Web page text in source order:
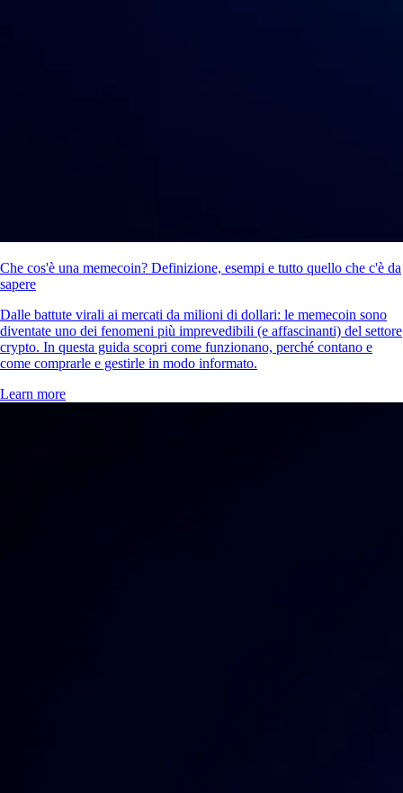
Che cos'è una memecoin? Definizione, esempi e tutto quello che c'è da
sapere
Dalle battute virali ai mercati da milioni di dollari: le memecoin sono
diventate uno dei fenomeni più imprevedibili (e affascinanti) del settore
crypto. In questa guida scopri come funzionano, perché contano e
come comprarle e gestirle in modo informato.
Learn more